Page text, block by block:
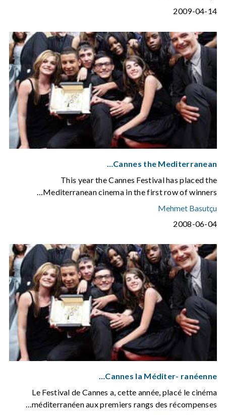
2009-04-14
Cannes the Mediterranean…
This year the Cannes Festival has placed the
Mediterranean cinema in the first row of winners…
Mehmet Basutçu
2008-06-04
Cannes la Méditer- ranéenne…
Le Festival de Cannes a, cette année, placé le cinéma
méditerranéen aux premiers rangs des récompenses…